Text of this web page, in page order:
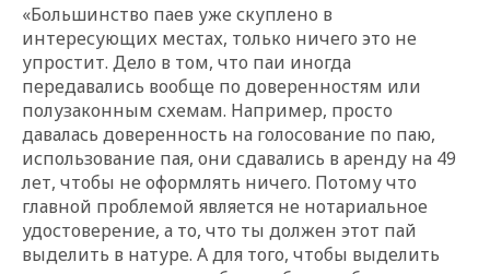
«Большинство паев уже скуплено в
интересующих местах, только ничего это не
упростит. Дело в том, что паи иногда
передавались вообще по доверенностям или
полузаконным схемам. Например, просто
давалась доверенность на голосование по паю,
использование пая, они сдавались в аренду на 49
лет, чтобы не оформлять ничего. Потому что
главной проблемой является не нотариальное
удостоверение, а то, что ты должен этот пай
выделить в натуре. А для того, чтобы выделить